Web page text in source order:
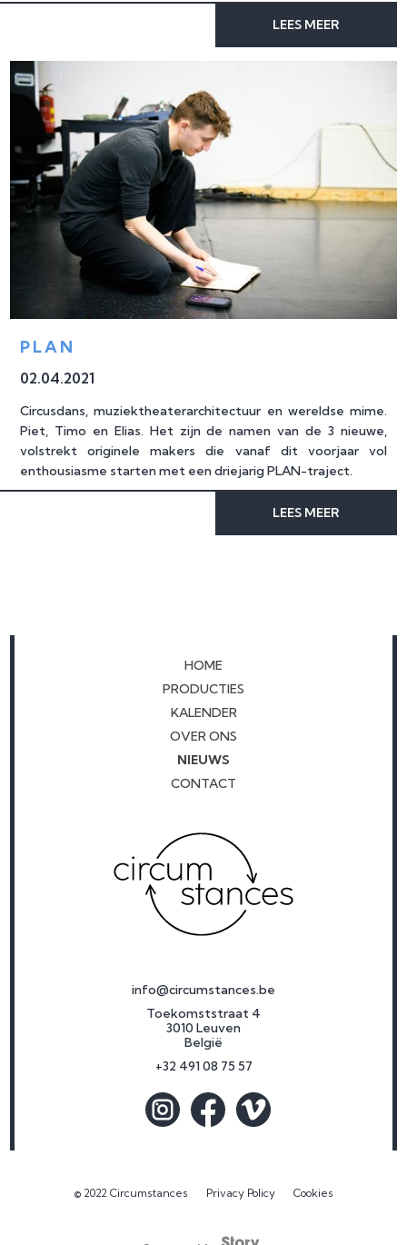
LEES MEER
PLAN
02.04.2021
Circusdans, muziektheaterarchitectuur en wereldse mime.
Piet, Timo en Elias. Het zijn de namen van de 3 nieuwe,
volstrekt originele makers die vanaf dit voorjaar vol
enthousiasme starten met een driejarig PLAN-traject.
LEES MEER
HOME
PRODUCTIES
KALENDER
OVER ONS
NIEUWS
CONTACT
info@circumstances.be
Toekomststraat 4
3010 Leuven
België
+32 491 08 75 57
© 2022 Circumstances Privacy Policy Cookies